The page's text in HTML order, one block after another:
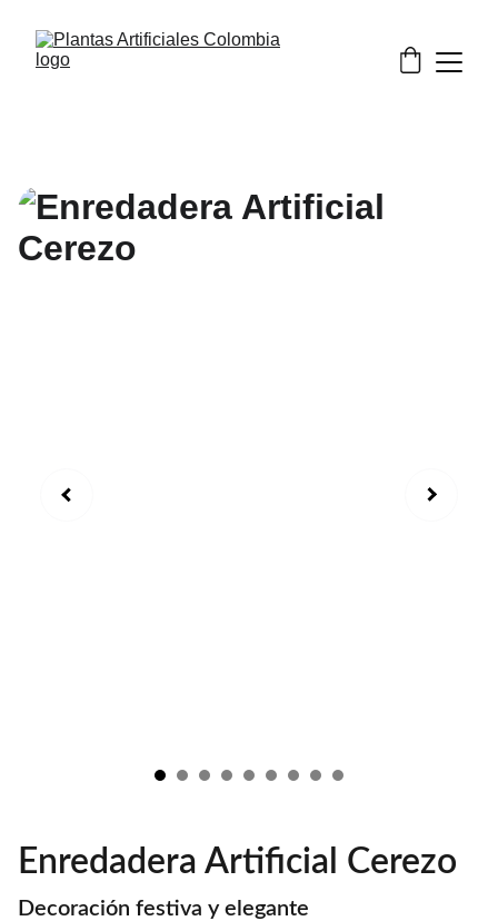
Enredadera Artificial Cerezo
Decoración festiva y elegante